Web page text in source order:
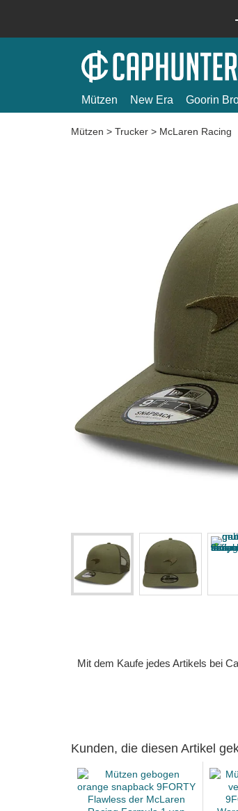
Mützen New Era Goorin
Mützen > Trucker > McLaren Racing
Mit dem Kaufe jedes Artikels bei
Kunden, die diesen Artikel